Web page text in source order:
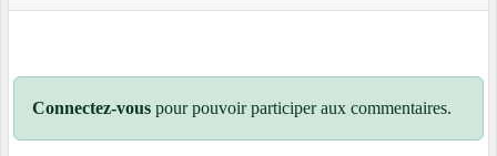
Connectez-vous pour pouvoir participer aux commentaires.